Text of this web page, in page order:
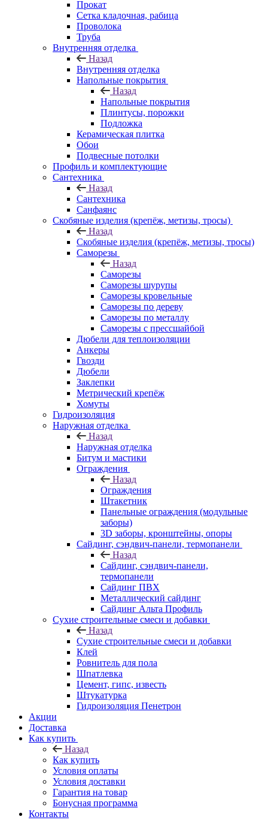
Прокат
Сетка кладочная, рабица
Проволока
Труба
Внутренняя отделка
Назад
Внутренняя отделка
Напольные покрытия
Назад
Напольные покрытия
Плинтусы, порожки
Подложка
Керамическая плитка
Обои
Подвесные потолки
Профиль и комплектующие
Сантехника
Назад
Сантехника
Санфаянс
Скобяные изделия (крепёж, метизы, тросы)
Назад
Скобяные изделия (крепёж, метизы, тросы)
Саморезы
Назад
Саморезы
Саморезы шурупы
Саморезы кровельные
Саморезы по дереву
Саморезы по металлу
Саморезы с прессшайбой
Дюбели для теплоизоляции
Анкеры
Гвозди
Дюбели
Заклепки
Метрический крепёж
Хомуты
Гидроизоляция
Наружная отделка
Назад
Наружная отделка
Битум и мастики
Ограждения
Назад
Ограждения
Штакетник
Панельные ограждения (модульные
заборы)
3D заборы, кронштейны, опоры
Cайдинг, сэндвич-панели, термопанели
Назад
Cайдинг, сэндвич-панели,
термопанели
Сайдинг ПВХ
Металлический сайдинг
Сайдинг Альта Профиль
Сухие строительные смеси и добавки
Назад
Сухие строительные смеси и добавки
Клей
Ровнитель для пола
Шпатлевка
Цемент, гипс, известь
Штукатурка
Гидроизоляция Пенетрон
Акции
Доставка
Как купить
Назад
Как купить
Условия оплаты
Условия доставки
Гарантия на товар
Бонусная программа
Контакты